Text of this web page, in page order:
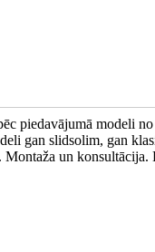
piedavājumā modeli
gan slidsolim, gan
un